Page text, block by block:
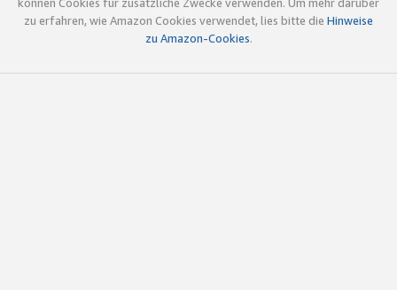
können Cookies für zusätzliche Zwecke verwenden. Um mehr darüber
zu erfahren, wie Amazon Cookies verwendet, lies bitte die Hinweise
zu Amazon-Cookies.